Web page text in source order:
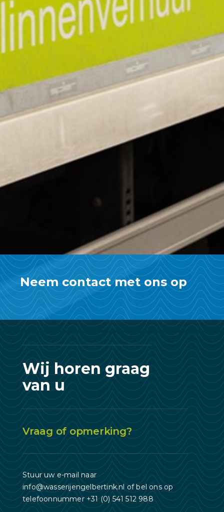
Neem contact met ons op
Wij horen graag
van u
Vraag of opmerking?
Stuur uw e-mail naar
info@wasserijengelbertink.nl of bel ons op
telefoonnummer +31 (0) 541 512 988